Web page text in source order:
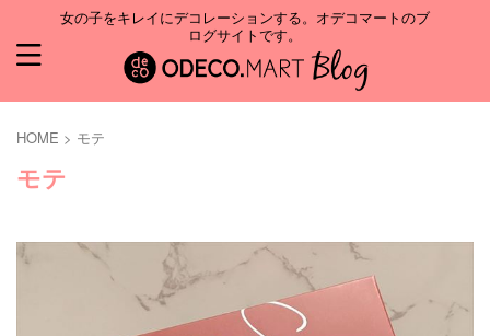
女の子をキレイにデコレーションする。オデコマートのブ
ログサイトです。
HOME > モテ
モテ